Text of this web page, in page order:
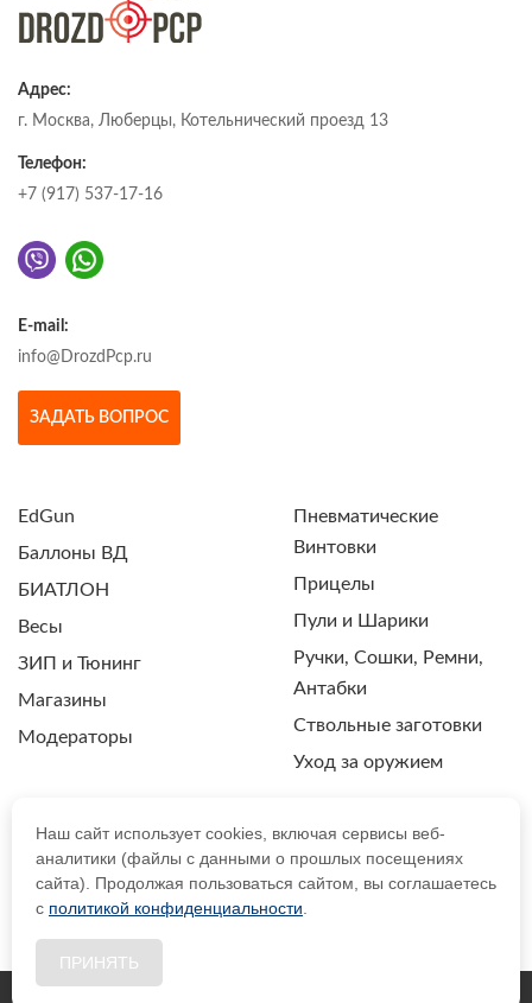
Адрес:
г. Москва, Люберцы, Котельнический проезд 13
Телефон:
+7 (917) 537-17-16
E-mail:
info@DrozdPcp.ru
ЗАДАТЬ ВОПРОС
EdGun
Баллоны ВД
БИАТЛОН
Весы
ЗИП и Тюнинг
Магазины
Модераторы
Пневматические
Винтовки
Прицелы
Пули и Шарики
Ручки, Сошки, Ремни,
Антабки
Ствольные заготовки
Уход за оружием
ПОЛИТИКА КОНФИДЕНЦИАЛЬНОСТИ
Наш сайт использует cookies, включая сервисы веб-
аналитики (файлы с данными о прошлых посещениях
сайта). Продолжая пользоваться сайтом, вы соглашаетесь
с политикой конфиденциальности
ПРИНЯТЬ